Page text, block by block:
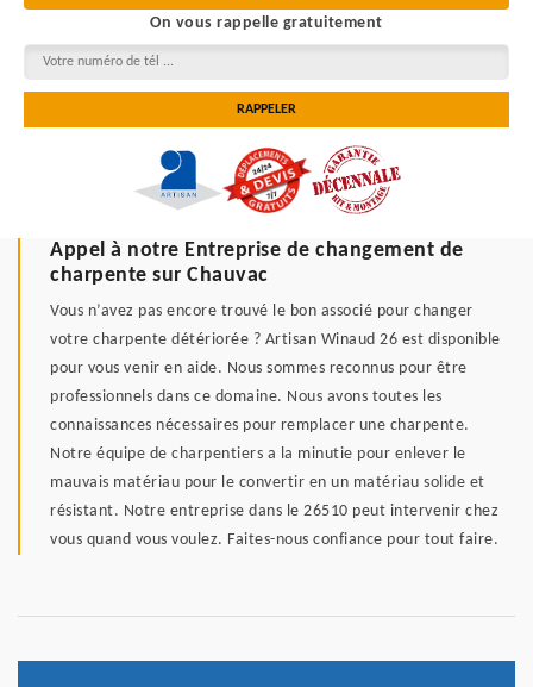
On vous rappelle gratuitement
Appel à notre Entreprise de changement de
charpente sur Chauvac
Vous n’avez pas encore trouvé le bon associé pour changer
votre charpente détériorée ? Artisan Winaud 26 est disponible
pour vous venir en aide. Nous sommes reconnus pour être
professionnels dans ce domaine. Nous avons toutes les
connaissances nécessaires pour remplacer une charpente.
Notre équipe de charpentiers a la minutie pour enlever le
mauvais matériau pour le convertir en un matériau solide et
résistant. Notre entreprise dans le 26510 peut intervenir chez
vous quand vous voulez. Faites-nous confiance pour tout faire.